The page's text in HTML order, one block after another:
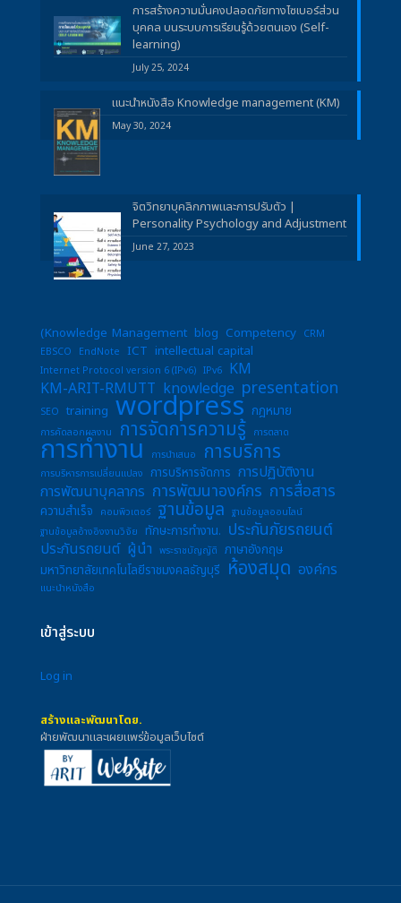
การสร้างความมั่นคงปลอดภัยทางไซเบอร์ส่วน
บุคคล บนระบบการเรียนรู้ด้วยตนเอง (Self-
learning)
July 25, 2024
แนะนำหนังสือ Knowledge management (KM)
May 30, 2024
จิตวิทยาบุคลิกภาพและการปรับตัว |
Personality Psychology and Adjustment
June 27, 2023
(Knowledge Management blog Competency CRM
EBSCO
EndNote ICT intellectual capital
Internet Protocol version 6 (IPv6) IPv6 KM
KM-ARIT-RMUTT knowledge presentation
SEO training wordpress กฎหมาย
การคัดลอกผลงาน การจัดการความรู้ การตลาด
การทำงาน การนำเสนอ การบริการ
การบริหารการเปลี่ยนแปลง การบริหารจัดการ การปฏิบัติงาน
การพัฒนาบุคลากร การพัฒนาองค์กร การสื่อสาร
ความสำเร็จ คอมพิวเตอร์ ฐานข้อมูล ฐานข้อมูลออนไลน์
ฐานข้อมูลอ้างอิงงานวิจัย
ทักษะการทำงาน. ประกันภัยรถยนต์
ประกันรถยนต์ ผู้นำ พระราชบัญญัติ ภาษาอังกฤษ
มหาวิทยาลัยเทคโนโลยีราชมงคลธัญบุรี ห้องสมุด องค์กร
แนะนำหนังสือ
เข้าสู่ระบบ
Log in
สร้างและพัฒนาโดย.
ฝ่ายพัฒนาและเผยแพร่ข้อมูลเว็บไซต์